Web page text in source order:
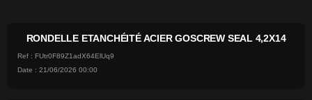
RONDELLE ETANCHÉITÉ ACIER GOSCREW SEAL 4,2X14
Ref : FUtr0F89Z1adX64ElUq9
Date : 21/06/2026 00:00